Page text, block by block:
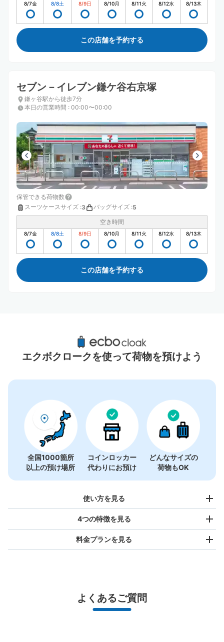
8/7金 8/8土 8/9日 8/10月 8/11火 8/12水 8/13木
この店舗を予約する
セブン－イレブン鎌ケ谷右京塚
鎌ヶ谷駅から徒歩7分
本日の営業時間 : 00:00〜00:00
保管できる荷物数
スーツケースサイズ :3 バッグサイズ :5
空き時間
8/7金 8/8土 8/9日 8/10月 8/11火 8/12水 8/13木
この店舗を予約する
船橋法典駅周辺のおすすめコインロッカー
1件
エクボクロークを使って荷物を預けよう
全国1000箇所
以上の預け場所
コインロッカー
代わりにお預け
どんなサイズの
荷物もOK
使い方を見る
スマホからお店と日時を
指定して事前予約
4つの特徴を見る
全国1,000箇所以上と提携
料金プランを見る
最大辺が45cm未満の大きさのお荷物（リュック、ハンド
バッグ、お手荷物など）
よくあるご質問